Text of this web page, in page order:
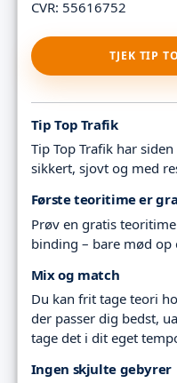
CVR: 55616752
TJEK TIP
Tip Top Trafik
Tip Top Trafik har
sikkert, sjovt og med
Første teoritime er
Prøv en gratis
binding – bare mød
Mix og match
Du kan frit tage teori
der passer dig bedst,
tage det i dit eget
Ingen skjulte gebyrer